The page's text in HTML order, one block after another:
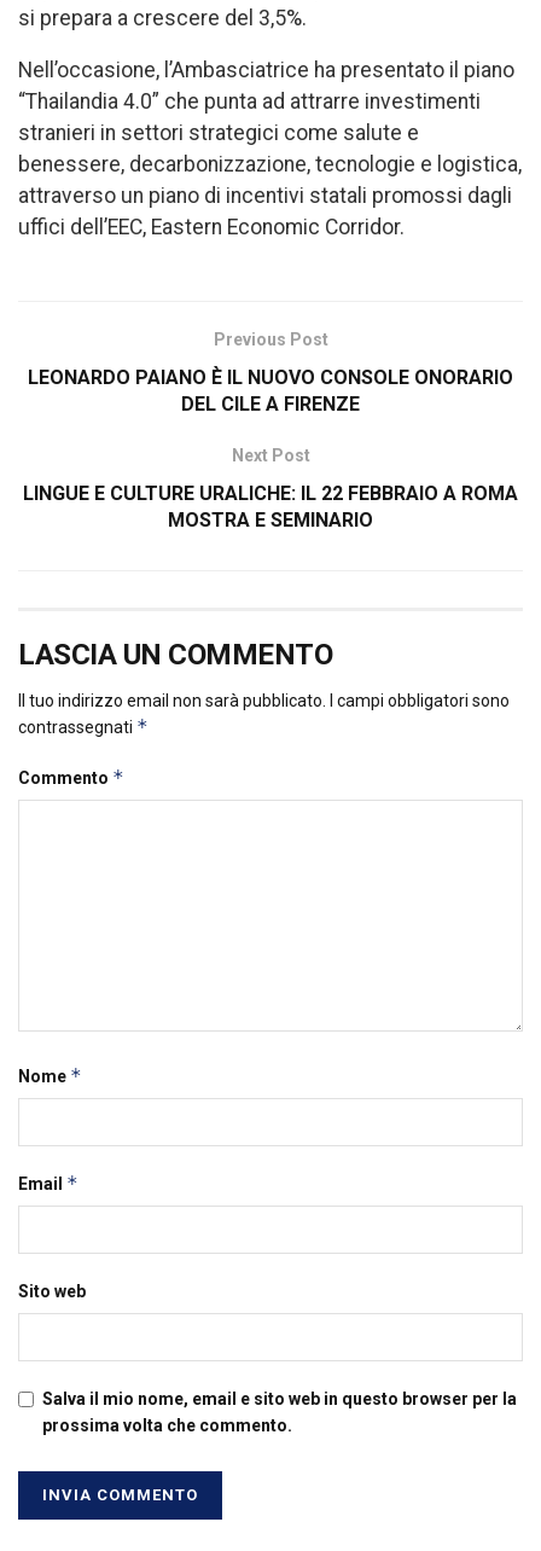
si prepara a crescere del 3,5%.
Nell’occasione, l’Ambasciatrice ha presentato il piano
“Thailandia 4.0” che punta ad attrarre investimenti
stranieri in settori strategici come salute e
benessere, decarbonizzazione, tecnologie e logistica,
attraverso un piano di incentivi statali promossi dagli
uffici dell’EEC, Eastern Economic Corridor.
Previous Post
LEONARDO PAIANO È IL NUOVO CONSOLE ONORARIO
DEL CILE A FIRENZE
Next Post
LINGUE E CULTURE URALICHE: IL 22 FEBBRAIO A ROMA
MOSTRA E SEMINARIO
LASCIA UN COMMENTO
Il tuo indirizzo email non sarà pubblicato.
I campi obbligatori sono
contrassegnati *
Commento *
Nome *
Email *
Sito web
Salva il mio nome, email e sito web in questo browser per la
prossima volta che commento.